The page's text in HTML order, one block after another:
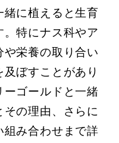
緒に植えると生育
特にナス科やア
栄養の取り合い
ぼすことがあり
ーゴールドと一緒
の理由、さらに
組み合わせまで詳